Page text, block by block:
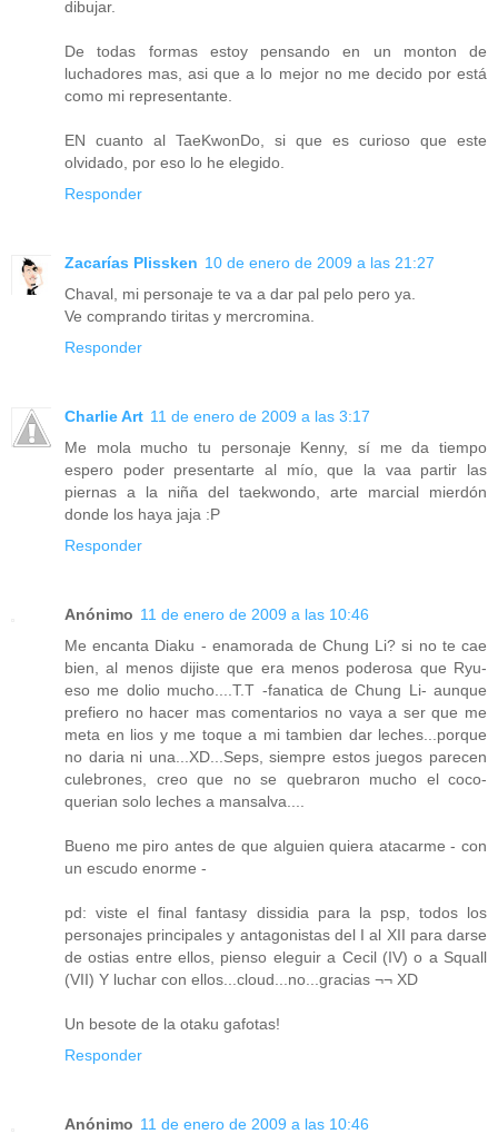
dibujar.
De todas formas estoy pensando en un monton de
luchadores mas, asi que a lo mejor no me decido por está
como mi representante.
EN cuanto al TaeKwonDo, si que es curioso que este
olvidado, por eso lo he elegido.
Responder
Zacarías Plissken 10 de enero de 2009 a las 21:27
Chaval, mi personaje te va a dar pal pelo pero ya.
Ve comprando tiritas y mercromina.
Responder
Charlie Art 11 de enero de 2009 a las 3:17
Me mola mucho tu personaje Kenny, sí me da tiempo
espero poder presentarte al mío, que la vaa partir las
piernas a la niña del taekwondo, arte marcial mierdón
donde los haya jaja :P
Responder
Anónimo 11 de enero de 2009 a las 10:46
Me encanta Diaku - enamorada de Chung Li? si no te cae
bien, al menos dijiste que era menos poderosa que Ryu-
eso me dolio mucho....T.T -fanatica de Chung Li- aunque
prefiero no hacer mas comentarios no vaya a ser que me
meta en lios y me toque a mi tambien dar leches...porque
no daria ni una...XD...Seps, siempre estos juegos parecen
culebrones, creo que no se quebraron mucho el coco-
querian solo leches a mansalva....
Bueno me piro antes de que alguien quiera atacarme - con
un escudo enorme -
pd: viste el final fantasy dissidia para la psp, todos los
personajes principales y antagonistas del I al XII para darse
de ostias entre ellos, pienso eleguir a Cecil (IV) o a Squall
(VII) Y luchar con ellos...cloud...no...gracias ¬¬ XD
Un besote de la otaku gafotas!
Responder
Anónimo 11 de enero de 2009 a las 10:46